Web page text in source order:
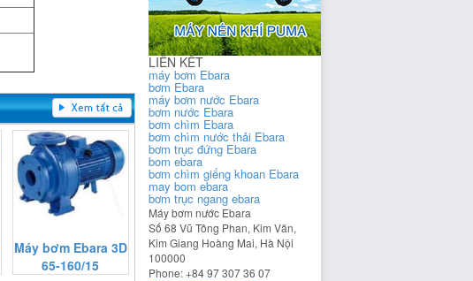
Máy bơm Ebara 3D
65-160/15
LIÊN KẾT
máy bơm Ebara
bơm Ebara
máy bơm nước Ebara
bơm nước Ebara
bơm chìm Ebara
bơm chìm nước thải Ebara
bơm trục đứng Ebara
bom ebara
bơm chìm giếng khoan Ebara
may bom ebara
bơm trục ngang ebara
Máy bơm nước Ebara
Số 68 Vũ Tông Phan, Kim Văn,
Kim Giang Hoàng Mai, Hà Nội
100000
Phone:+84 97 307 36 07